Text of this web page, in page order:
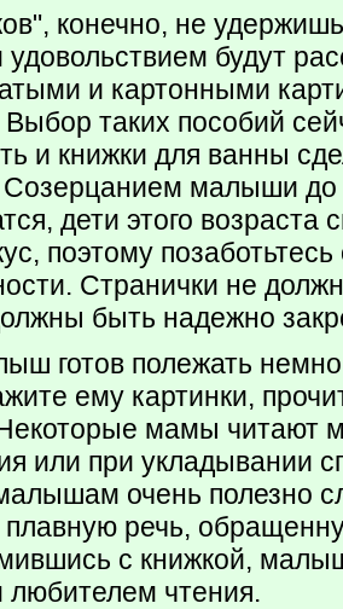
конечно, не
будут
и картонными
Выбор таких пособий
и книжки для ванны
Созерцанием малыши до
дети этого возраста
поэтому позаботьтесь
Странички не
быть надежно
готов полежать
ему картинки,
мамы читают
или при укладывании
очень полезно
плавную речь,
с книжкой,
чтения.